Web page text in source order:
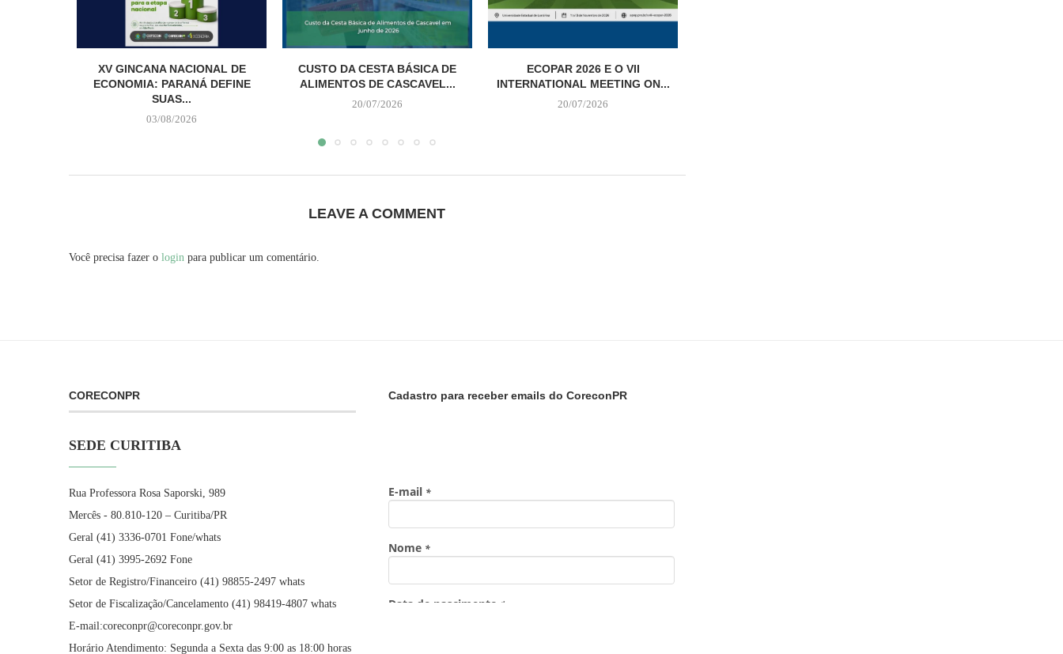
XV GINCANA NACIONAL DE
ECONOMIA: PARANÁ DEFINE
SUAS...
03/08/2026
CUSTO DA CESTA BÁSICA DE
ALIMENTOS DE CASCAVEL...
20/07/2026
ECOPAR 2026 E O VII
INTERNATIONAL MEETING ON...
20/07/2026
LEAVE A COMMENT
Você precisa fazer o login para publicar um comentário.
CORECONPR
SEDE CURITIBA
Rua Professora Rosa Saporski, 989
Mercês - 80.810-120 – Curitiba/PR
Geral (41) 3336-0701 Fone/whats
Geral (41) 3995-2692 Fone
Setor de Registro/Financeiro (41) 98855-2497 whats
Setor de Fiscalização/Cancelamento (41) 98419-4807 whats
E-mail:coreconpr@coreconpr.gov.br
Horário Atendimento: Segunda a Sexta das 9:00 as 18:00 horas
Cadastro para receber emails do CoreconPR